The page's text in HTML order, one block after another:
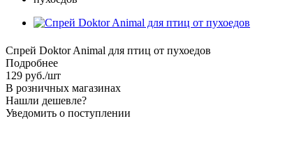
Спрей Doktor Animal для птиц от пухоедов
Подробнее
129 руб./шт
В розничных магазинах
Нашли дешевле?
Уведомить о поступлении